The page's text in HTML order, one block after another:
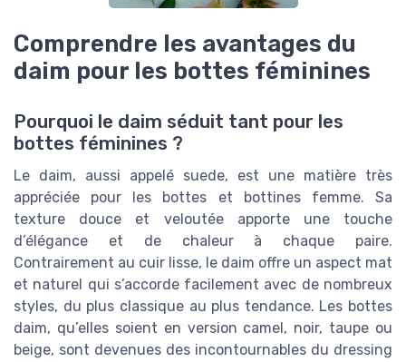
Comprendre les avantages du
daim pour les bottes féminines
Pourquoi le daim séduit tant pour les
bottes féminines ?
Le daim, aussi appelé suede, est une matière très
appréciée pour les bottes et bottines femme. Sa
texture douce et veloutée apporte une touche
d’élégance et de chaleur à chaque paire.
Contrairement au cuir lisse, le daim offre un aspect mat
et naturel qui s’accorde facilement avec de nombreux
styles, du plus classique au plus tendance. Les bottes
daim, qu’elles soient en version camel, noir, taupe ou
beige, sont devenues des incontournables du dressing